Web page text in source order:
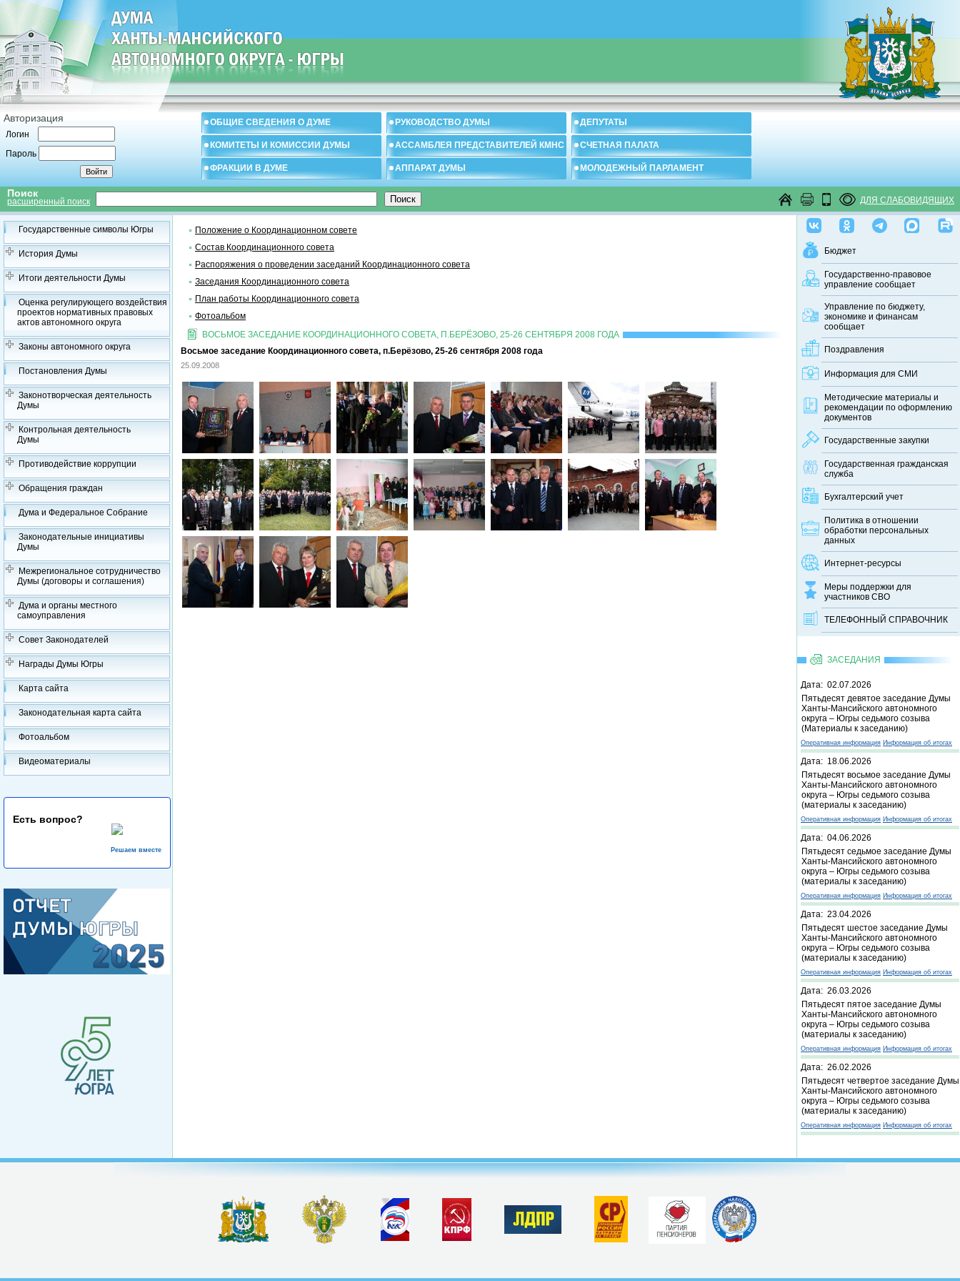
Авторизация
Логин
Пароль
ОБЩИЕ СВЕДЕНИЯ О ДУМЕ РУКОВОДСТВО ДУМЫ ДЕПУТАТЫ
КОМИТЕТЫ И КОМИССИИ ДУМЫ АССАМБЛЕЯ ПРЕДСТАВИТЕЛЕЙ КМНС СЧЕТНАЯ ПАЛАТА
ФРАКЦИИ В ДУМЕ АППАРАТ ДУМЫ МОЛОДЕЖНЫЙ ПАРЛАМЕНТ
Поиск
расширенный поиск ДЛЯ СЛАБОВИДЯЩИХ
Государственные символы Югры
История Думы
Итоги деятельности Думы
Оценка регулирующего воздействия
проектов нормативных правовых
актов автономного округа
Законы автономного округа
Постановления Думы
Законотворческая деятельность
Думы
Контрольная деятельность
Думы
Противодействие коррупции
Обращения граждан
Дума и Федеральное Собрание
Законодательные инициативы
Думы
Межрегиональное сотрудничество
Думы (договоры и соглашения)
Дума и органы местного
самоуправления
Совет Законодателей
Награды Думы Югры
Карта сайта
Законодательная карта сайта
Фотоальбом
Видеоматериалы
Есть вопрос?
Решаем вместе
Бюджет
Государственно-правовое
управление сообщает
Управление по бюджету,
экономике и финансам
сообщает
Поздравления
Информация для СМИ
Методические материалы и
рекомендации по оформлению
документов
Государственные закупки
Государственная гражданская
служба
Бухгалтерский учет
Политика в отношении
обработки персональных
данных
Интернет-ресурсы
Меры поддержки для
участников СВО
ТЕЛЕФОННЫЙ CПРАВОЧНИК
ЗАСЕДАНИЯ
Дата: 02.07.2026
Пятьдесят девятое заседание Думы
Ханты-Мансийского автономного
округа – Югры седьмого созыва
(Материалы к заседанию)
Оперативная информация Информация об итогах
Дата: 18.06.2026
Пятьдесят восьмое заседание Думы
Ханты-Мансийского автономного
округа – Югры седьмого созыва
(материалы к заседанию)
Оперативная информация Информация об итогах
Дата: 04.06.2026
Пятьдесят седьмое заседание Думы
Ханты-Мансийского автономного
округа – Югры седьмого созыва
(материалы к заседанию)
Оперативная информация Информация об итогах
Дата: 23.04.2026
Пятьдесят шестое заседание Думы
Ханты-Мансийского автономного
округа – Югры седьмого созыва
(материалы к заседанию)
Оперативная информация Информация об итогах
Дата: 26.03.2026
Пятьдесят пятое заседание Думы
Ханты-Мансийского автономного
округа – Югры седьмого созыва
(материалы к заседанию)
Оперативная информация Информация об итогах
Дата: 26.02.2026
Пятьдесят четвертое заседание Думы
Ханты-Мансийского автономного
округа – Югры седьмого созыва
(материалы к заседанию)
Оперативная информация Информация об итогах
Положение о Координационном совете
Состав Координационного совета
Распоряжения о проведении заседаний Координационного совета
Заседания Координационного cовета
План работы Координационного совета
Фотоальбом
ВОСЬМОЕ ЗАСЕДАНИЕ КООРДИНАЦИОННОГО СОВЕТА, П.БЕРЁЗОВО, 25-26 СЕНТЯБРЯ 2008 ГОДА
Восьмое заседание Координационного совета, п.Берёзово, 25-26 сентября 2008 года
25.09.2008